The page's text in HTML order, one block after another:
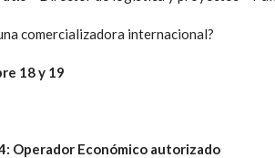
comercializadora internacional?
18 y 19
Operador Económico autorizado